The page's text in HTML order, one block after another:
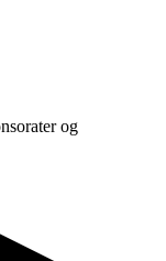
og